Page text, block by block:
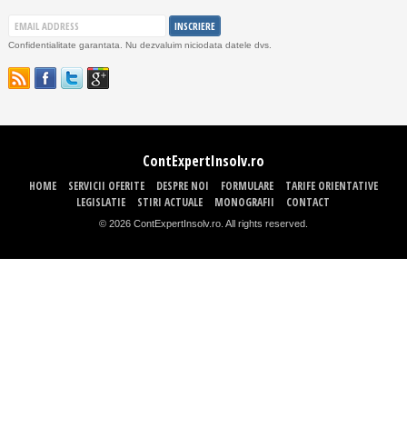
Confidentialitate garantata. Nu dezvaluim niciodata datele dvs.
ContExpertInsolv.ro
HOME SERVICII OFERITE DESPRE NOI FORMULARE
TARIFE ORIENTATIVE
LEGISLATIE
STIRI ACTUALE MONOGRAFII CONTACT
© 2026 ContExpertInsolv.ro. All rights reserved.